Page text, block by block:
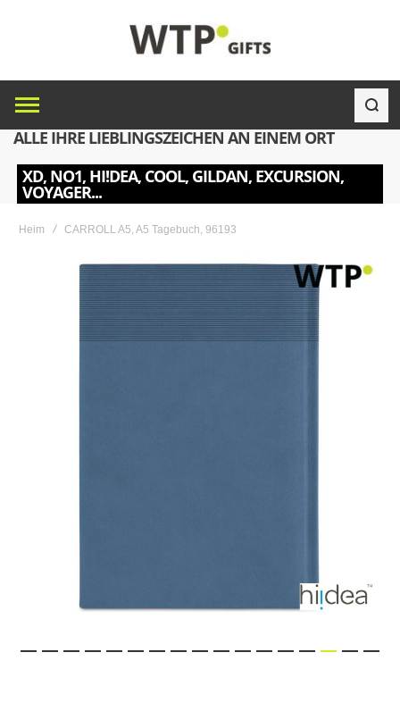
ALLE IHRE LIEBLINGSZEICHEN AN EINEM ORT
XD, NO1, HI!DEA, COOL, GILDAN, EXCURSION,
VOYAGER...
Heim CARROLL A5, A5 Tagebuch, 96193